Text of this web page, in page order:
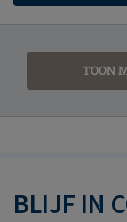
TOON
BLIJF IN